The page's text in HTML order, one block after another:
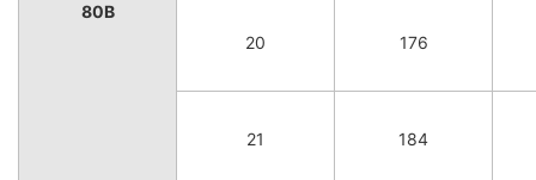
80B
20 176
21 184